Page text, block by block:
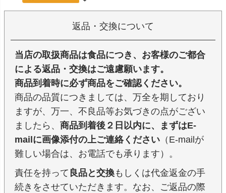
返品・交換について
当店の取扱商品は食品につき、お客様のご都合
による返品・交換はご遠慮願います。
商品到着時に必ず商品をご確認ください。
商品の品質につきましては、万全を期しており
ますが、万一、不良品等お気づきの点がござい
ましたら、 商品到着後２日以内に、まずはE-
mailに画像添付の上ご連絡ください （E-mailが
難しい場合は、お電話でも承ります）。
責任を持って 良品と交換もしくは代金返金の手
続きをさせていただきます。なお、ご返品の際